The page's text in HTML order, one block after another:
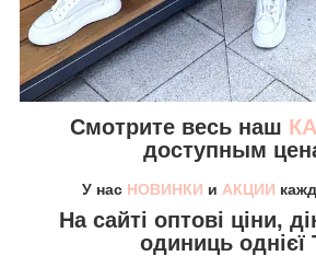
Смотрите весь наш
доступным
У нас НОВИНКИ и АКЦИИ
На сайті оптові ціни,
одиниць однієї